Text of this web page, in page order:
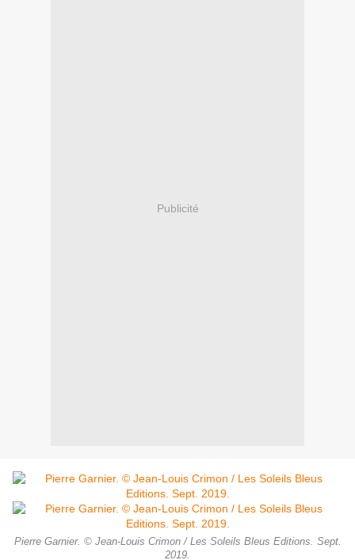
Publicité
Pierre Garnier. © Jean-Louis Crimon / Les Soleils Bleus Editions. Sept.
2019.